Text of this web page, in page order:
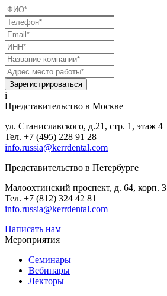
Зарегистрироваться
i
Представительство в Москве
ул. Станиславского, д.21, стр. 1, этаж 4
Тел. +7 (495) 228 91 28
info.russia@kerrdental.com
Представительство в Петербурге
Малоохтинский проспект, д. 64, корп. 3
Тел. +7 (812) 324 42 81
info.russia@kerrdental.com
Написать нам
Мероприятия
Семинары
Вебинары
Лекторы